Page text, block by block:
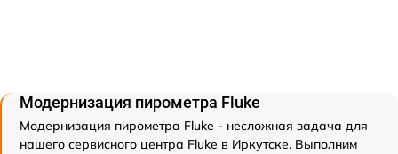
Модернизация пирометра Fluke
Модернизация пирометра Fluke - несложная задача для
нашего сервисного центра Fluke в Иркутске. Выполним